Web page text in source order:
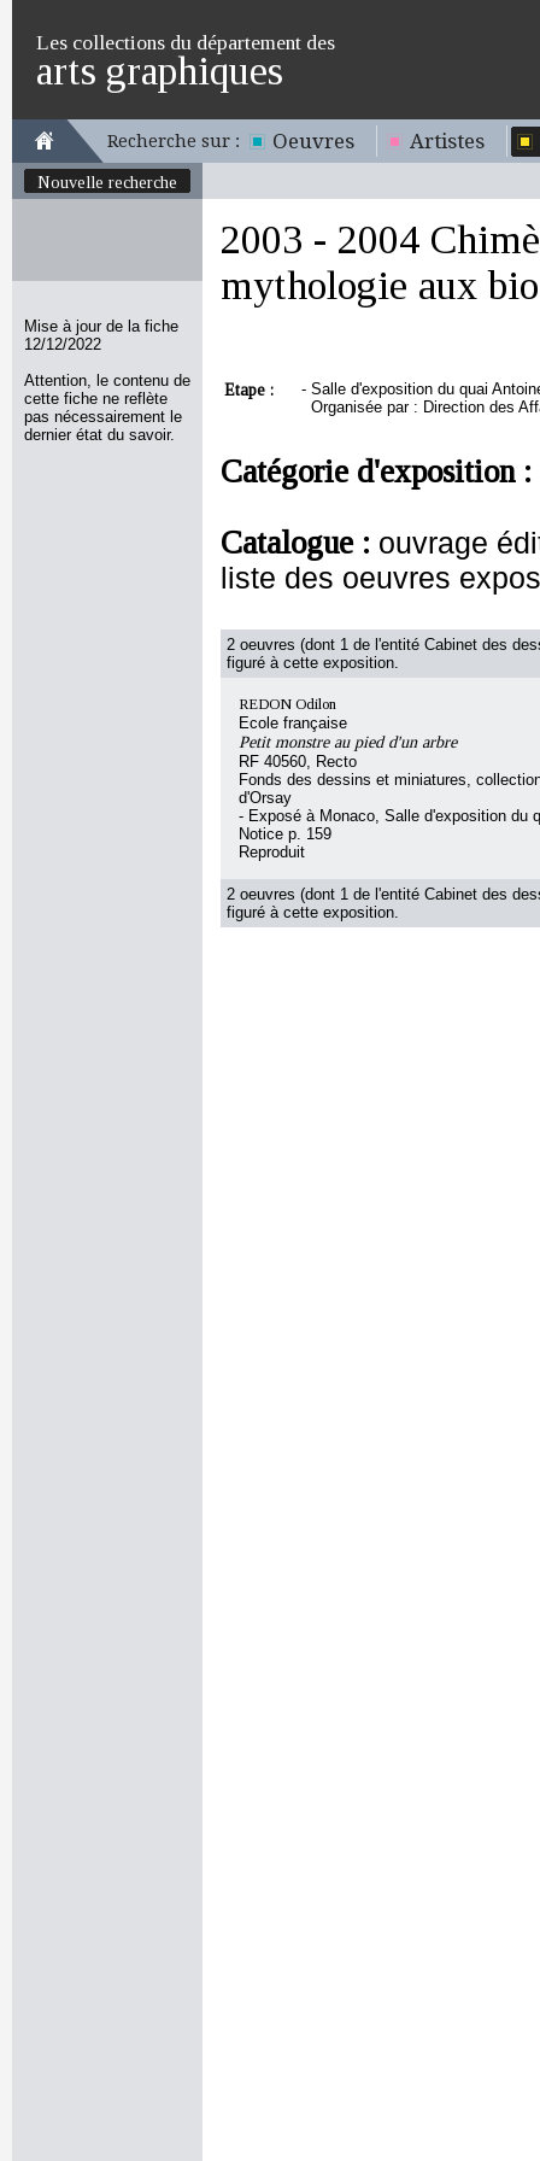
Les collections du département des
arts graphiques
Recherche sur : Oeuvres Artistes
Nouvelle recherche
Mise à jour de la fiche
12/12/2022
Attention, le contenu de
cette fiche ne reflète
pas nécessairement le
dernier état du savoir.
2003 - 2004
mythologie aux
Etape : - Salle d'exposition du quai
Organisée par : Direction des
Catégorie d'exposition :
Catalogue : ouvrage
liste des oeuvres
2 oeuvres (dont 1 de l'entité Cabinet des
figuré à cette exposition.
REDON Odilon
Ecole française
Petit monstre au pied d'un arbre
RF 40560, Recto
Fonds des dessins et miniatures,
d'Orsay
- Exposé à Monaco, Salle d'exposition du
Notice p. 159
Reproduit
2 oeuvres (dont 1 de l'entité Cabinet des
figuré à cette exposition.